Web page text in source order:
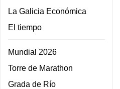
La Galicia Económica
El tiempo
Mundial 2026
Torre de Marathon
Grada de Río